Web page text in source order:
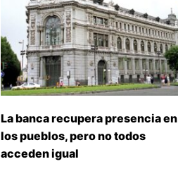
La banca recupera presencia en
los pueblos, pero no todos
acceden igual